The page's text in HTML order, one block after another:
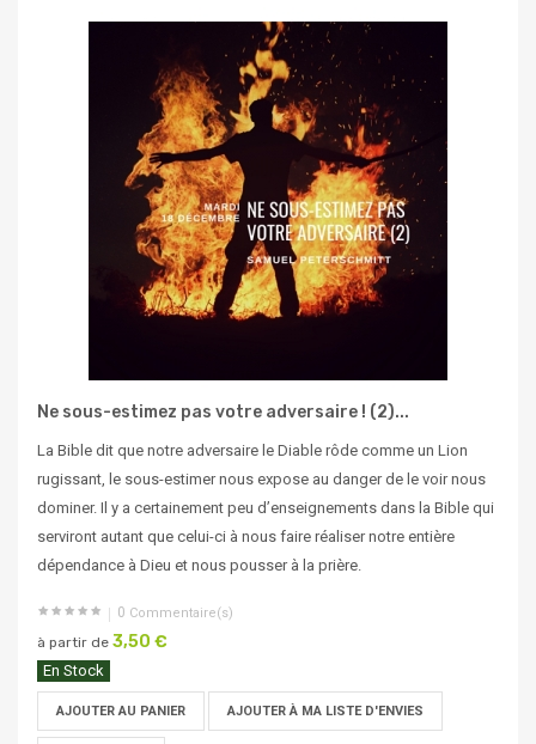
Ne sous-estimez pas votre adversaire ! (2)...
La Bible dit que notre adversaire le Diable rôde comme un Lion
rugissant, le sous-estimer nous expose au danger de le voir nous
dominer. Il y a certainement peu d’enseignements dans la Bible qui
serviront autant que celui-ci à nous faire réaliser notre entière
dépendance à Dieu et nous pousser à la prière.
0 Commentaire(s)
à partir de 3,50 €
En Stock
AJOUTER AU PANIER AJOUTER À MA LISTE D'ENVIES